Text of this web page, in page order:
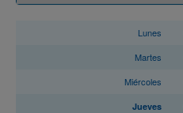
Lunes
Martes
Miércoles
Jueves